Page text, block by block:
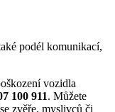
podél komunikací,
vozidla
100 911. Můžete
zvěře, myslivců či